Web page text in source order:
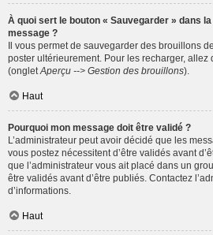
À quoi sert le bouton « Sauvegarder » dans
message ?
Il vous permet de sauvegarder des brouillons
poster ultérieurement. Pour les recharger, allez
(onglet Aperçu --> Gestion des brouillons).
Haut
Pourquoi mon message doit être validé ?
L’administrateur peut avoir décidé que les
vous postez nécessitent d’être validés avant
que l’administrateur vous ait placé dans un
être validés avant d’être publiés. Contactez
d’informations.
Haut